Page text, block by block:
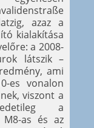
azaz a
kialakítása
a 2008-
látszik –
ami
es vonalon
viszont a
a
M8-as és az